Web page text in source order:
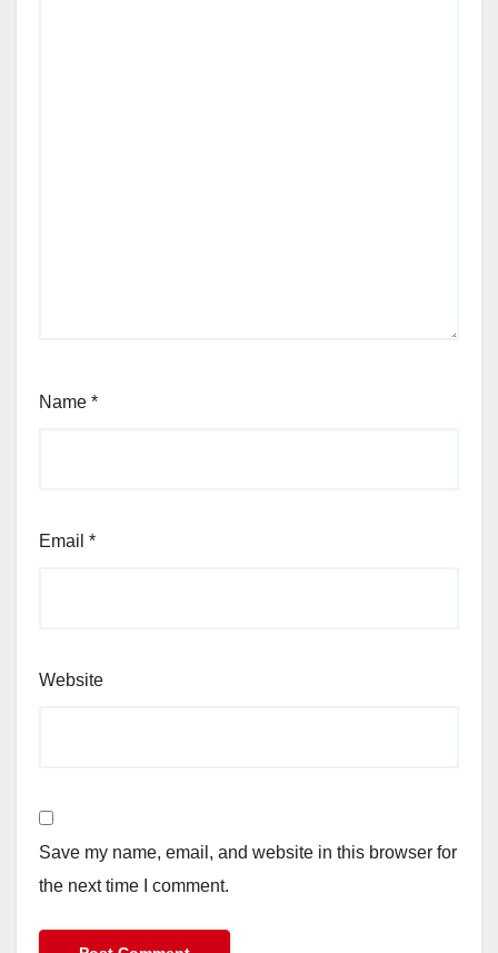
Name *
Email *
Website
Save my name, email, and website in this browser for
the next time I comment.